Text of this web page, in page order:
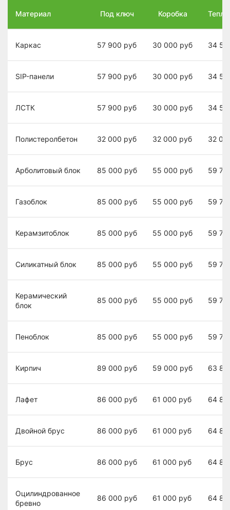
Материал Под ключ Коробка
Каркас 57 900 руб 30 000 руб 34
SIP-панели 57 900 руб 30 000 руб 34
ЛСТК 57 900 руб 30 000 руб 34
Полистеролбетон 32 000 руб 32 000 руб 32
Арболитовый блок 85 000 руб 55 000 руб 59
Газоблок 85 000 руб 55 000 руб 59
Керамзитоблок 85 000 руб 55 000 руб 59
Силикатный блок 85 000 руб 55 000 руб 59
Керамический
блок
85 000 руб 55 000 руб 59
Пеноблок 85 000 руб 55 000 руб 59
Кирпич 89 000 руб 59 000 руб 63
Лафет 86 000 руб 61 000 руб 64
Двойной брус 86 000 руб 61 000 руб 64
Брус 86 000 руб 61 000 руб 64
Оцилиндрованное
бревно
86 000 руб 61 000 руб 64